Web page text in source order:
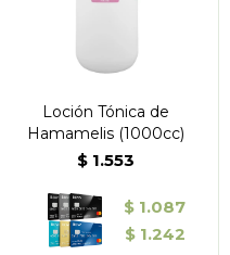
Loción Tónica de
Hamamelis (1000cc)
$ 1.553
$ 1.087
$ 1.242